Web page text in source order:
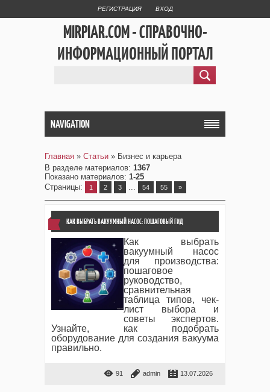
РЕГИСТРАЦИЯ ВХОД
MIRPIAR.COM - СПРАВОЧНО-
ИНФОРМАЦИОННЫЙ ПОРТАЛ
NAVIGATION
Главная » Статьи » Бизнес и карьера
В разделе материалов: 1367
Показано материалов: 1-25
Страницы: 1 2 3 ... 54 55 »
КАК ВЫБРАТЬ ВАКУУМНЫЙ НАСОС: ПОШАГОВЫЙ ГИД
Как выбрать
вакуумный насос
для производства:
пошаговое
руководство,
сравнительная
таблица типов, чек-
лист выбора и
советы экспертов.
Узнайте, как подобрать
оборудование для создания вакуума
правильно.
91 admin 13.07.2026